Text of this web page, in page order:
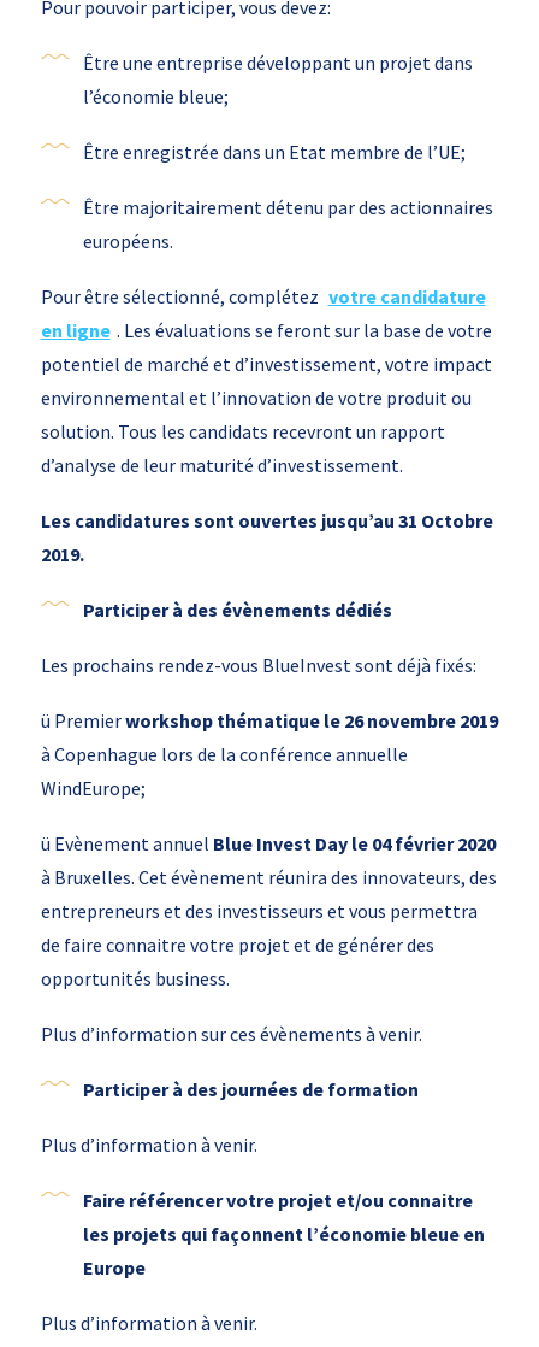
Pour pouvoir participer, vous devez:
Être une entreprise développant un projet dans
l’économie bleue;
Être enregistrée dans un Etat membre de l’UE;
Être majoritairement détenu par des actionnaires
européens.
Pour être sélectionné, complétez votre candidature
en ligne . Les évaluations se feront sur la base de votre
potentiel de marché et d’investissement, votre impact
environnemental et l’innovation de votre produit ou
solution. Tous les candidats recevront un rapport
d’analyse de leur maturité d’investissement.
Les candidatures sont ouvertes jusqu’au 31 Octobre
2019.
Participer à des évènements dédiés
Les prochains rendez-vous BlueInvest sont déjà fixés:
ü Premierworkshop thématique le 26 novembre 2019
à Copenhague lors de la conférence annuelle
WindEurope;
ü Evènement annuel Blue Invest Day le 04 février 2020
à Bruxelles. Cet évènement réunira des innovateurs, des
entrepreneurs et des investisseurs et vous permettra
de faire connaitre votre projet et de générer des
opportunités business.
Plus d’information sur ces évènements à venir.
Participer à des journées de formation
Plus d’information à venir.
Faire référencer votre projet et/ou connaitre
les projets qui façonnent l’économie bleue en
Europe
Plus d’information à venir.